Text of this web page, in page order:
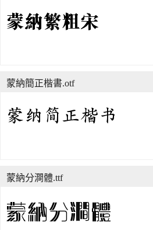
蒙納簡正楷書.otf
蒙納分澗體.ttf